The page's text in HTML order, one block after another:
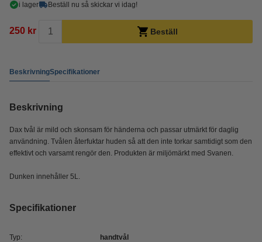
i lager Beställ nu så skickar vi idag!
250 kr Beställ
BeskrivningSpecifikationer
Beskrivning
Dax tvål är mild och skonsam för händerna och passar utmärkt för daglig
användning. Tvålen återfuktar huden så att den inte torkar samtidigt som den
effektivt och varsamt rengör den. Produkten är miljömärkt med Svanen.
Dunken innehåller 5L.
Specifikationer
Typ: handtvål